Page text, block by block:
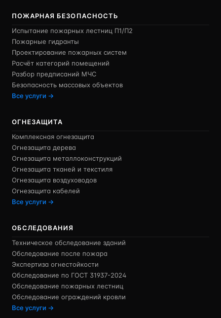
ПОЖАРНАЯ БЕЗОПАСНОСТЬ
Испытание пожарных лестниц П1/П2
Пожарные гидранты
Проектирование пожарных систем
Расчёт категорий помещений
Разбор предписаний МЧС
Безопасность массовых объектов
Все услуги →
ОГНЕЗАЩИТА
Комплексная огнезащита
Огнезащита дерева
Огнезащита металлоконструкций
Огнезащита тканей и текстиля
Огнезащита воздуховодов
Огнезащита кабелей
Все услуги →
ОБСЛЕДОВАНИЯ
Техническое обследование зданий
Обследование после пожара
Экспертиза огнестойкости
Обследование по ГОСТ 31937-2024
Обследование пожарных лестниц
Обследование ограждений кровли
Все услуги →